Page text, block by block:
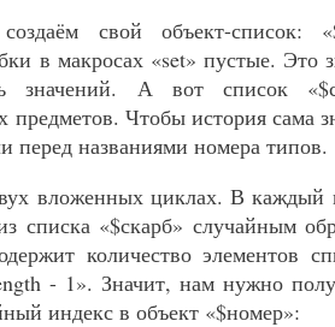
свой объект-список:
в макросах «set» пустые. Это
значений. А вот список
Чтобы история сама
перед названиями номера типов.
вложенных циклах. В каждый
списка «$скарб» случайным
количество элементов
- 1». Значит, нам нужно
индекс в объект «$номер»: